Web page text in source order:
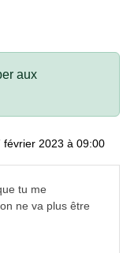
aux
février 2023 à 09:00
tu me
ne va plus être